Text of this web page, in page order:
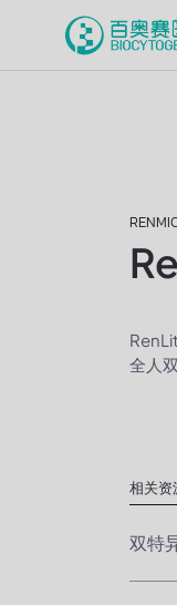
全人
相关资
双特